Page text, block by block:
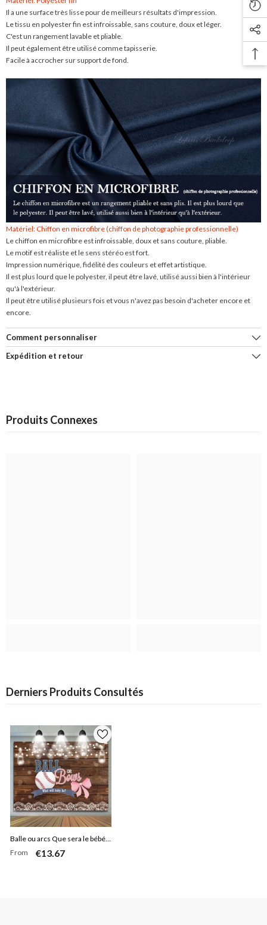
Il a une surface très lisse pour de meilleurs résultats d'impression.
Le tissu en polyester fin est infroissable, sans couture, doux et léger.
C'est un rangement lavable et pliable.
Il peut également être utilisé comme tapisserie.
Facile à accrocher sur support de fond.
Matériel: Chiffon en microfibre (chiffon de photographie professionnelle)
Le chiffon en microfibre est infroissable, doux et sans couture, pliable.
Le motif est réaliste et le sens stéréo est fort.
Impression numérique, fidélité des couleurs et effet artistique.
Il est plus lourd que le polyester, il peut être lavé, utilisé aussi bien à l'intérieur
qu'à l'extérieur.
Il peut être utilisé plusieurs fois et vous n'avez pas besoin d'acheter encore et
encore.
Comment personnaliser
Expédition et retour
Produits Connexes
Derniers Produits Consultés
Balle ou arcs Que sera le bébé
pour révéler le sexe
From €13.67